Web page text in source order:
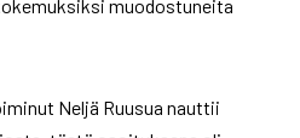
muodostuneita
Neljä Ruusua nauttii